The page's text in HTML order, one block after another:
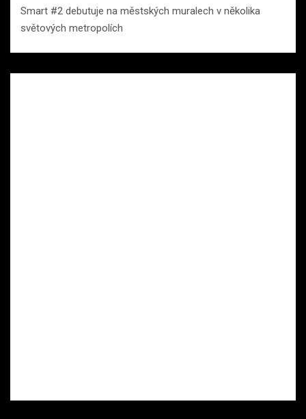
Smart #2 debutuje na městských muralech v několika
světových metropolích